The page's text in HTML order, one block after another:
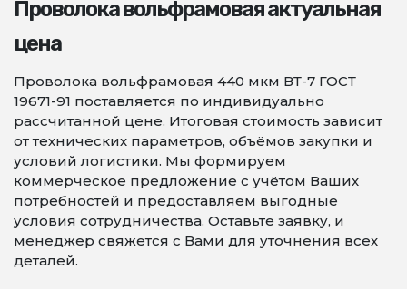
Проволока вольфрамовая актуальная
цена
Проволока вольфрамовая 440 мкм ВТ-7 ГОСТ
19671-91 поставляется по индивидуально
рассчитанной цене. Итоговая стоимость зависит
от технических параметров, объёмов закупки и
условий логистики. Мы формируем
коммерческое предложение с учётом Ваших
потребностей и предоставляем выгодные
условия сотрудничества. Оставьте заявку, и
менеджер свяжется с Вами для уточнения всех
деталей.